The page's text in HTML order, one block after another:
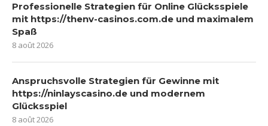
Professionelle Strategien für Online Glücksspiele
mit https://thenv-casinos.com.de und maximalem
Spaß
8 août 2026
Anspruchsvolle Strategien für Gewinne mit
https://ninlayscasino.de und modernem
Glücksspiel
8 août 2026